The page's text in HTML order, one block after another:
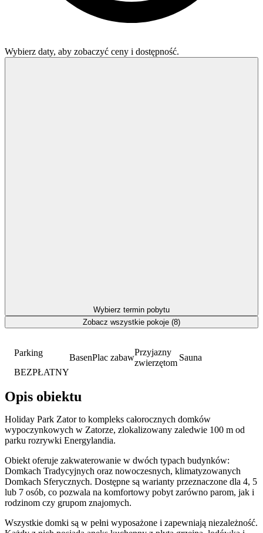
Parking
BEZPŁATNY
BasenPlac zabaw
Przyjazny
zwierzętom
Sauna
Opis obiektu
Holiday Park Zator to kompleks całorocznych domków
wypoczynkowych w Zatorze, zlokalizowany zaledwie 100 m od
parku rozrywki Energylandia.
Obiekt oferuje zakwaterowanie w dwóch typach budynków:
Domkach Tradycyjnych oraz nowoczesnych, klimatyzowanych
Domkach Sferycznych. Dostępne są warianty przeznaczone dla 4, 5
lub 7 osób, co pozwala na komfortowy pobyt zarówno parom, jak i
rodzinom czy grupom znajomych.
Wszystkie domki są w pełni wyposażone i zapewniają niezależność.
Wybierz daty, aby zobaczyć ceny i dostępność.
Wybierz termin pobytu
Zobacz wszystkie pokoje (8)